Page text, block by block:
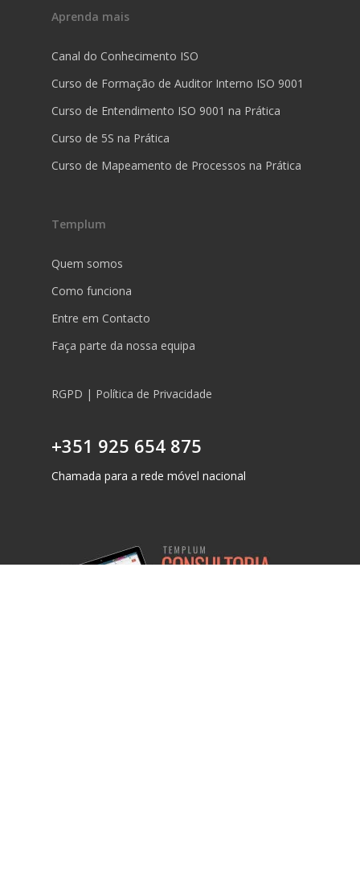
Aprenda mais
Canal do Conhecimento ISO
Curso de Formação de Auditor Interno ISO 9001
Curso de Entendimento ISO 9001 na Prática
Curso de 5S na Prática
Curso de Mapeamento de Processos na Prática
Templum
Quem somos
Como funciona
Entre em Contacto
Faça parte da nossa equipa
RGPD | Política de Privacidade
+351 925 654 875
Chamada para a rede móvel nacional